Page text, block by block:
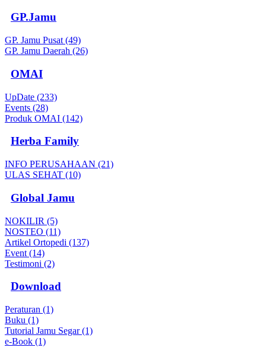
GP.Jamu
GP. Jamu Pusat (49)
GP. Jamu Daerah (26)
OMAI
UpDate (233)
Events (28)
Produk OMAI (142)
Herba Family
INFO PERUSAHAAN (21)
ULAS SEHAT (10)
Global Jamu
NOKILIR (5)
NOSTEO (11)
Artikel Ortopedi (137)
Event (14)
Testimoni (2)
Download
Peraturan (1)
Buku (1)
Tutorial Jamu Segar (1)
e-Book (1)